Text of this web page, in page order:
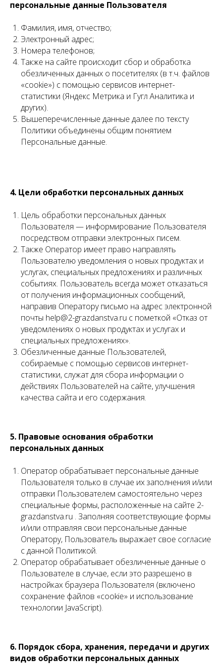
персональные данные Пользователя
Фамилия, имя, отчество;
Электронный адрес;
Номера телефонов;
Также на сайте происходит сбор и обработка
обезличенных данных о посетителях (в т.ч. файлов
«cookie») с помощью сервисов интернет-
статистики (Яндекс Метрика и Гугл Аналитика и
других).
Вышеперечисленные данные далее по тексту
Политики объединены общим понятием
Персональные данные.
4. Цели обработки персональных данных
Цель обработки персональных данных
Пользователя — информирование Пользователя
посредством отправки электронных писем.
Также Оператор имеет право направлять
Пользователю уведомления о новых продуктах и
услугах, специальных предложениях и различных
событиях. Пользователь всегда может отказаться
от получения информационных сообщений,
направив Оператору письмо на адрес электронной
почты help@2-grazdanstva.ru с пометкой «Отказ от
уведомлениях о новых продуктах и услугах и
специальных предложениях».
Обезличенные данные Пользователей,
собираемые с помощью сервисов интернет-
статистики, служат для сбора информации о
действиях Пользователей на сайте, улучшения
качества сайта и его содержания.
5. Правовые основания обработки
персональных данных
Оператор обрабатывает персональные данные
Пользователя только в случае их заполнения и/или
отправки Пользователем самостоятельно через
специальные формы, расположенные на сайте 2-
grazdanstva.ru . Заполняя соответствующие формы
и/или отправляя свои персональные данные
Оператору, Пользователь выражает свое согласие
с данной Политикой.
Оператор обрабатывает обезличенные данные о
Пользователе в случае, если это разрешено в
настройках браузера Пользователя (включено
сохранение файлов «cookie» и использование
технологии JavaScript).
6. Порядок сбора, хранения, передачи и других
видов обработки персональных данных